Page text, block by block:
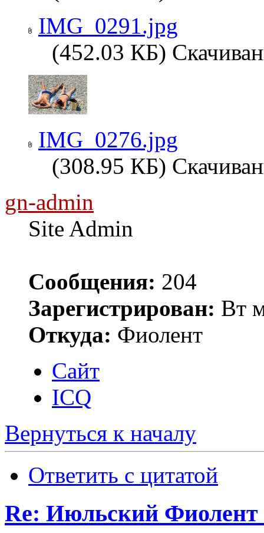
IMG_0291.jpg
(452.03 КБ)
IMG_0276.jpg
(308.95 КБ)
gn-admin
Site Admin
Сообщения: 204
Зарегистрирован: Вт
Откуда: Фиолент
Сайт
ICQ
Вернуться к началу
Ответить с цитатой
Re: Июльский Фиолент